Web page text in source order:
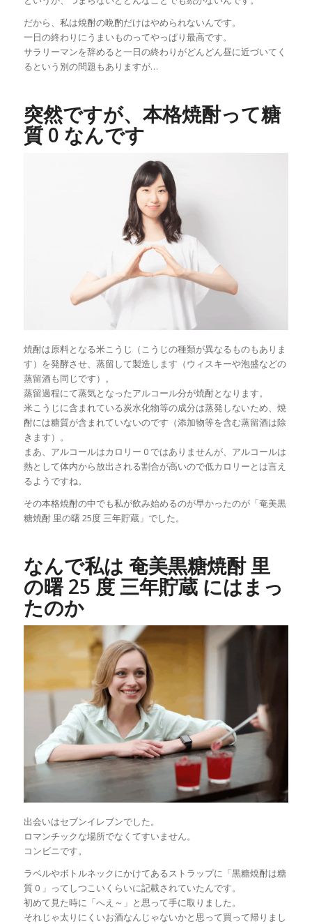
だから、私は焼酎の晩酌だけはやめられないんです。
一日の終わりにうまいものってやっぱり最高です。
サラリーマンを辞めると一日の終わりがどんどん昼に近づいてく
るという別の問題もありますが…
突然ですが、本格焼酎って糖
質 0 なんです
焼酎は原料となる米こうじ（こうじの種類が異なるものもありま
す）を発酵させ、蒸留して製造します（ウィスキーや泡盛などの
蒸留酒も同じです）。
蒸留過程にて蒸気となったアルコール分が焼酎となります。
米こうじに含まれている炭水化物等の成分は蒸発しないため、焼
酎には糖質が含まれていないのです（添加物等を含む蒸留酒は除
きます）。
まあ、アルコールはカロリー 0 ではありませんが、アルコールは
熱として体内から放出される割合が高いので低カロリーとは言え
るようですね。
その本格焼酎の中でも私が飲み始めるのが早かったのが「奄美黒
糖焼酎 里の曙 25度 三年貯蔵」でした。
なんで私は 奄美黒糖焼酎 里
の曙 25 度 三年貯蔵 にはまっ
たのか
出会いはセブンイレブンでした。
ロマンチックな場所でなくてすいません。
コンビニです。
ラベルやボトルネックにかけてあるストラップに「黒糖焼酎は糖
質 0 」ってしつこいくらいに記載されていたんです。
初めて見た時に「へえ～」と思って手に取りました。
それじゃ太りにくいお酒なんじゃないかと思って買って帰りまし